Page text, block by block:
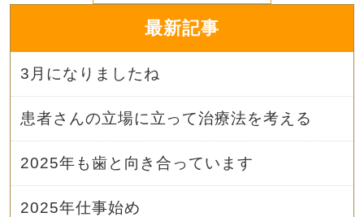
最新記事
3月になりましたね
患者さんの立場に立って治療法を考える
2025年も歯と向き合っています
2025年仕事始め